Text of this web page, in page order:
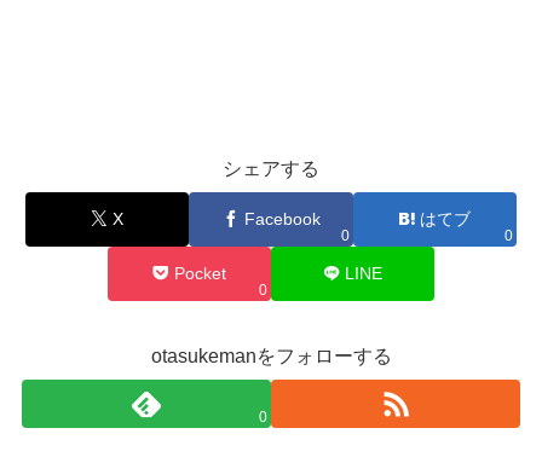
シェアする
X Facebook
0
はてブ
0
Pocket
0
LINE
otasukemanをフォローする
0